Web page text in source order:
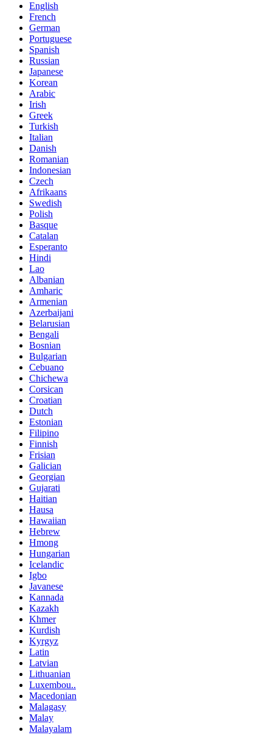
English
French
German
Portuguese
Spanish
Russian
Japanese
Korean
Arabic
Irish
Greek
Turkish
Italian
Danish
Romanian
Indonesian
Czech
Afrikaans
Swedish
Polish
Basque
Catalan
Esperanto
Hindi
Lao
Albanian
Amharic
Armenian
Azerbaijani
Belarusian
Bengali
Bosnian
Bulgarian
Cebuano
Chichewa
Corsican
Croatian
Dutch
Estonian
Filipino
Finnish
Frisian
Galician
Georgian
Gujarati
Haitian
Hausa
Hawaiian
Hebrew
Hmong
Hungarian
Icelandic
Igbo
Javanese
Kannada
Kazakh
Khmer
Kurdish
Kyrgyz
Latin
Latvian
Lithuanian
Luxembou..
Macedonian
Malagasy
Malay
Malayalam